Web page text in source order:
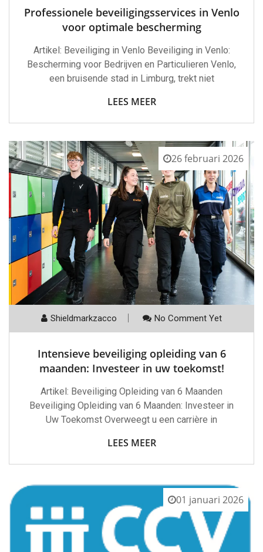
Professionele beveiligingsservices in Venlo
voor optimale bescherming
Artikel: Beveiliging in Venlo Beveiliging in Venlo:
Bescherming voor Bedrijven en Particulieren Venlo,
een bruisende stad in Limburg, trekt niet
LEES MEER
26 februari 2026
Shieldmarkzacco No Comment Yet
Intensieve beveiliging opleiding van 6
maanden: Investeer in uw toekomst!
Artikel: Beveiliging Opleiding van 6 Maanden
Beveiliging Opleiding van 6 Maanden: Investeer in
Uw Toekomst Overweegt u een carrière in
LEES MEER
01 januari 2026